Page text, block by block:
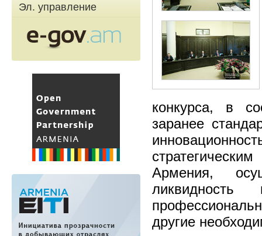
Эл. управление
конкурса, в
заранее
Армения,
другие